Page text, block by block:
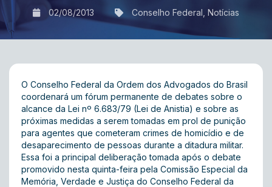
02/08/2013 Conselho Federal Notícias
O Conselho Federal da Ordem dos Advogados do Brasil
coordenará um fórum permanente de debates sobre o
alcance da Lei nº 6.683/79 (Lei de Anistia) e sobre as
próximas medidas a serem tomadas em prol de punição
para agentes que cometeram crimes de homicídio e de
desaparecimento de pessoas durante a ditadura militar.
Essa foi a principal deliberação tomada após o debate
promovido nesta quinta-feira pela Comissão Especial da
Memória, Verdade e Justiça do Conselho Federal da